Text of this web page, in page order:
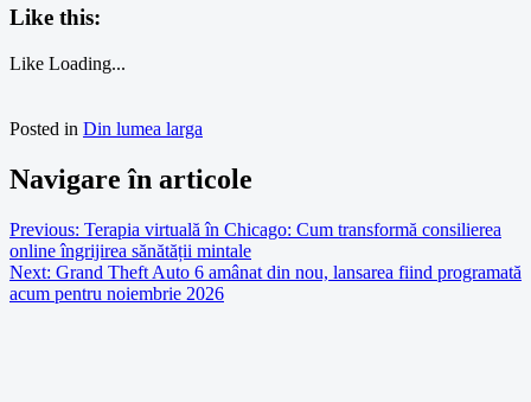
Like this:
Like Loading...
Posted in Din lumea larga
Navigare în articole
Previous: Terapia virtuală în Chicago: Cum transformă consilierea
online îngrijirea sănătății mintale
Next: Grand Theft Auto 6 amânat din nou, lansarea fiind programată
acum pentru noiembrie 2026